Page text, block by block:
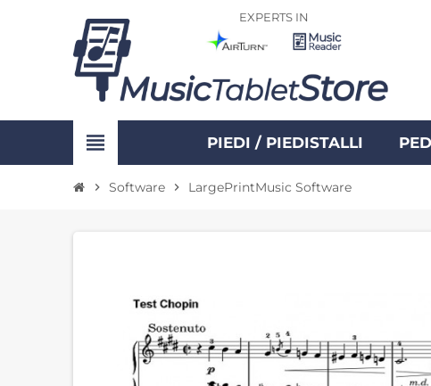
EXPERTS IN
view_headline PIEDI / PIEDISTALLI
chevron_right Software chevron_right LargePrintMusic Software